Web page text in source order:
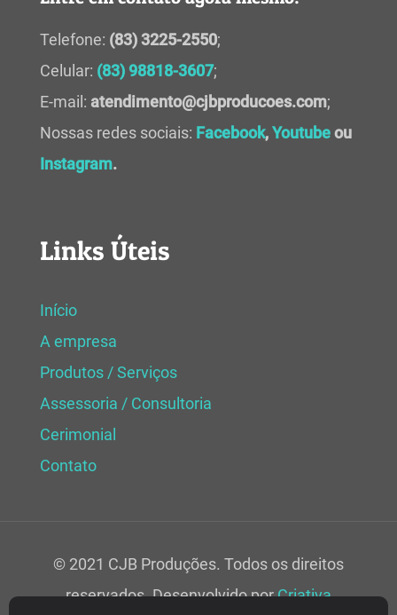
Telefone: (83) 3225-2550;
Celular: (83) 98818-3607;
E-mail: atendimento@cjbproducoes.com;
Nossas redes sociais: Facebook,Youtubeou
Instagram.
Links Úteis
Início
A empresa
Produtos / Serviços
Assessoria / Consultoria
Cerimonial
Contato
© 2021 CJB Produções. Todos os direitos
reservados. Desenvolvido porCriativa